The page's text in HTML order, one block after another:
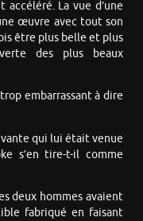
accéléré. La vue d’une
œuvre avec tout son
être plus belle et plus
des plus beaux
embarrassant à dire
qui lui était venue
s’en tire-t-il comme
deux hommes avaient
fabriqué en faisant